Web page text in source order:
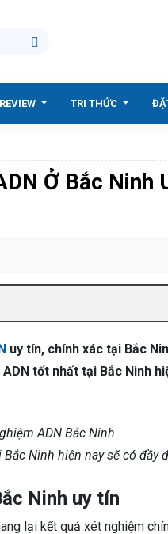
REVIEW TRI THỨC
Ở Bắc Ninh
uy tín, chính xác tại Bắc
tốt nhất tại Bắc Ninh
Ninh hiện nay sẽ có đầy
Ninh uy tín
lại kết quả xét nghiệm